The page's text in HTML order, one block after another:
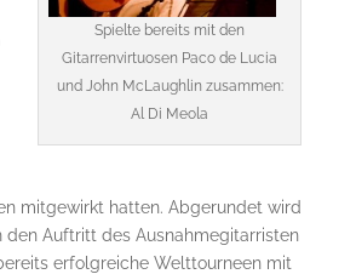
Spielte bereits mit den
Gitarrenvirtuosen Paco de Lucia
und John McLaughlin zusammen:
Al Di Meola
mitgewirkt hatten. Abgerundet wird
den Auftritt des Ausnahmegitarristen
erfolgreiche Welttourneen mit